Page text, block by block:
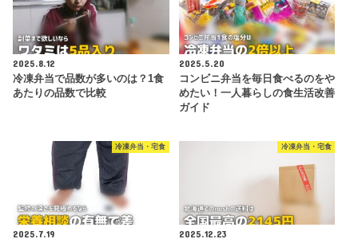
2025.8.12
冷凍弁当で品数が多いのは？1食
あたりの品数で比較
2025.5.20
コンビニ弁当を毎日食べるのをや
めたい！一人暮らしの食生活改善
ガイド
冷凍弁当・宅食
2025.7.19
冷凍弁当・宅食
2025.12.23